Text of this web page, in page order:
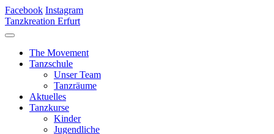
Facebook Instagram
Tanzkreation Erfurt
The Movement
Tanzschule
Unser Team
Tanzräume
Aktuelles
Tanzkurse
Kinder
Jugendliche